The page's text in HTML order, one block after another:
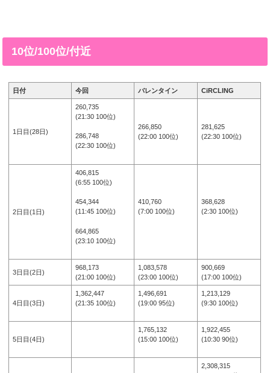
10位/100位/付近
日付 今回 バレンタイン CiRCLING
1日目(28日)
260,735
(21:30 100位)
286,748
(22:30 100位)
266,850
(22:00 100位)
281,625
(22:30 100位)
2日目(1日)
406,815
(6:55 100位)
454,344
(11:45 100位)
664,865
(23:10 100位)
410,760
(7:00 100位)
368,628
(2:30 100位)
3日目(2日)
968,173
(21:00 100位)
1,083,578
(23:00 100位)
900,669
(17:00 100位)
4日目(3日)
1,362,447
(21:35 100位)
1,496,691
(19:00 95位)
1,213,129
(9:30 100位)
5日目(4日)
1,765,132
(15:00 100位)
1,922,455
(10:30 90位)
2,308,315